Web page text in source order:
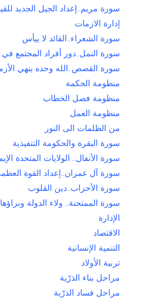
سورة مريم..إعداد الجيل الجديد
إدارة الازمات
سورة الشعراء..القائد لا ييأس
سورة النمل..دور أفراد المجتمع في
سورة القصص..الله وحده ينهي
منظومة الحكمة
منظومة فصل الخطاب
منظومة العمل
من الظلمات الى النور
سورة البقرة والحكومة التنفيذية
سورة الأنفال.. الولايات المتحدة
سورة آل عمران..إعداد القوة
سورة الأحزاب..دين القلوب
سورة الممتحنة.. ولاء الدولة وبراؤها
الإدارة
الاقتصاد
التنمية الإنسانية
تربية الأولاد
مراحل بناء الذرّية
مراحل فساد الذرّية